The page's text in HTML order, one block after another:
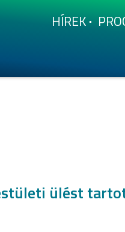
HÍ­REK
ülést